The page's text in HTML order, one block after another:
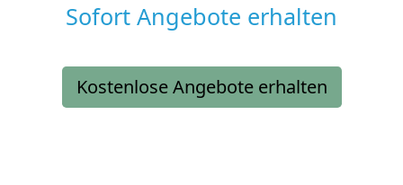
Sofort Angebote erhalten
Kostenlose Angebote erhalten